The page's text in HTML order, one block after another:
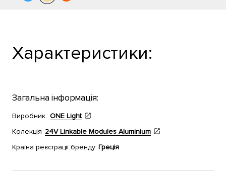
Характеристики:
Загальна інформація:
Виробник: ONE Light
Колекція 24V Linkable Modules Aluminium
Країна реєстрації бренду Греція